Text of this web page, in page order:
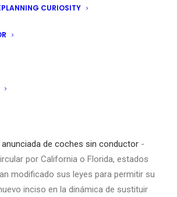
CURIOSITY
a la privacidad:
cualquier persona podrá pedir a Google
su buscador del contenido que le
fallo del Tribunal de Justicia de la
le condena a retirar los enlaces que
español.
de coches sin conductor -
por California o Florida, estados
modificado sus leyes para permitir su
inciso en la dinámica de sustituir